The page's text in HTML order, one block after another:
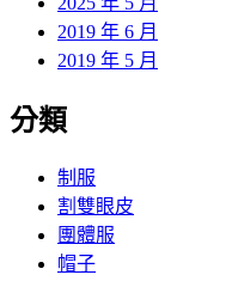
2019 年 6 月
2019 年 5 月
分類
制服
割雙眼皮
團體服
帽子